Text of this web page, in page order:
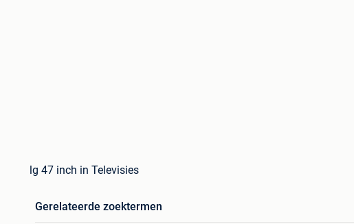
lg 47 inch in Televisies
Gerelateerde zoektermen